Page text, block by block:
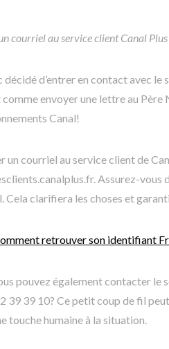
courriel au service client Canal Plus
décidé d’entrer en contact avec
comme envoyer une lettre au
Canal!
un courriel au service client de
Assurez-vous
Cela clarifiera les choses et
retrouver son identifiant
pouvez également contacter le
39 39 10? Ce petit coup de fil
touche humaine à la situation.